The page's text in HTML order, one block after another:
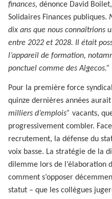
finances, dénonce David
Solidaires Finances publiques.
dix ans que nous connaîtrions
entre 2022 et 2028. Il était
l’appareil de formation,
ponctuel comme des Algecos.”
Pour la première force
quinze dernières années
milliers d’emplois” vacants,
progressivement combler.
recrutement, la défense du
voix basse. La stratégie de la
dilemme lors de l’élaboration
comment s’opposer
statut – que les collègues